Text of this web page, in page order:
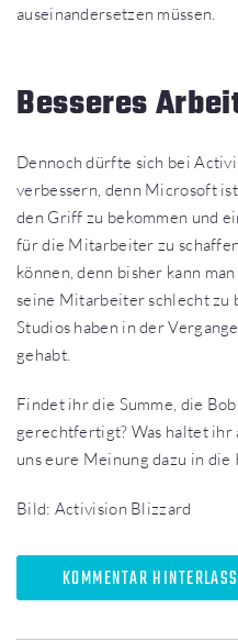
auseinandersetzen müssen.
Besseres
Dennoch dürfte sich bei
verbessern, denn Microsoft
den Griff zu bekommen und
für die Mitarbeiter zu
können, denn bisher kann
seine Mitarbeiter schlecht zu
Studios haben in der
gehabt.
Findet ihr die Summe, die
gerechtfertigt? Was haltet ihr
uns eure Meinung dazu in die
Bild: Activision Blizzard
KOMMENTAR